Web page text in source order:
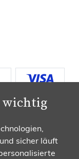
wichtig
sicher läuft